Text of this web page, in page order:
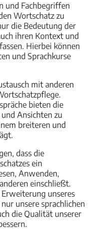
und Fachbegriffen
Wortschatz zu
die Bedeutung der
ihren Kontext und
Hierbei können
und Sprachkurse
mit anderen
bieten die
Ansichten zu
breiteren und
dass die
ein
Anwenden,
einschließt.
unseres
unsere sprachlichen
die Qualität unserer